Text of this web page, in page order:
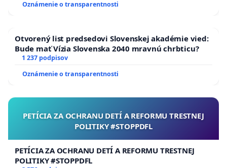
Oznámenie o transparentnosti
Otvorený list predsedovi Slovenskej akadémie vied:
Bude mať Vízia Slovenska 2040 mravnú chrbticu?
1 237 podpisov
Oznámenie o transparentnosti
PETÍCIA ZA OCHRANU DETÍ A REFORMU TRESTNEJ
POLITIKY #STOPPDFL
PETÍCIA ZA OCHRANU DETÍ A REFORMU TRESTNEJ
POLITIKY #STOPPDFL